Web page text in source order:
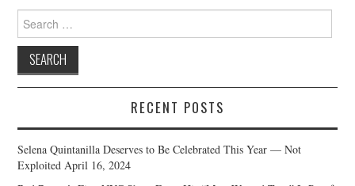
Search
for:
RECENT POSTS
Selena Quintanilla Deserves to Be Celebrated This Year — Not
Exploited April 16, 2024